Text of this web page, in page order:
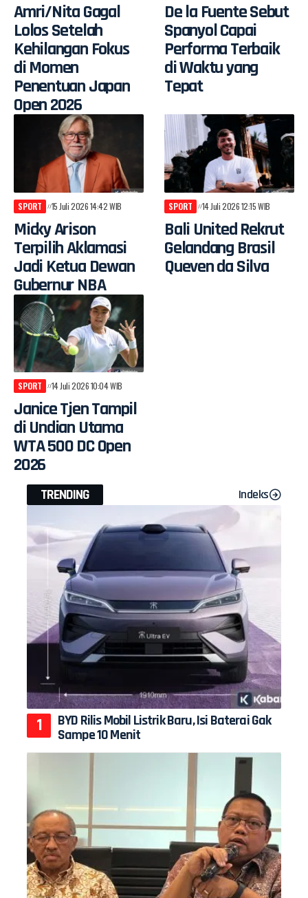
Amri/Nita Gagal
Lolos Setelah
Kehilangan Fokus
di Momen
Penentuan Japan
Open 2026
De la Fuente Sebut
Spanyol Capai
Performa Terbaik
di Waktu yang
Tepat
SPORT 15 Juli 2026 14:42 WIB
Micky Arison
Terpilih Aklamasi
Jadi Ketua Dewan
Gubernur NBA
SPORT 14 Juli 2026 12:15 WIB
Bali United Rekrut
Gelandang Brasil
Queven da Silva
SPORT 14 Juli 2026 10:04 WIB
Janice Tjen Tampil
di Undian Utama
WTA 500 DC Open
2026
TRENDING Indeks
BYD Rilis Mobil Listrik Baru, Isi Baterai Gak
Sampe 10 Menit